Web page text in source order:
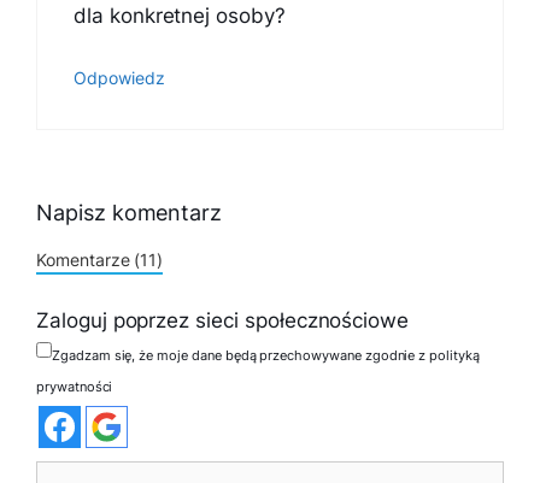
dla konkretnej osoby?
Odpowiedz
Napisz komentarz
Komentarze (11)
Zaloguj poprzez sieci społecznościowe
Zgadzam się, że moje dane będą przechowywane zgodnie z polityką
prywatności